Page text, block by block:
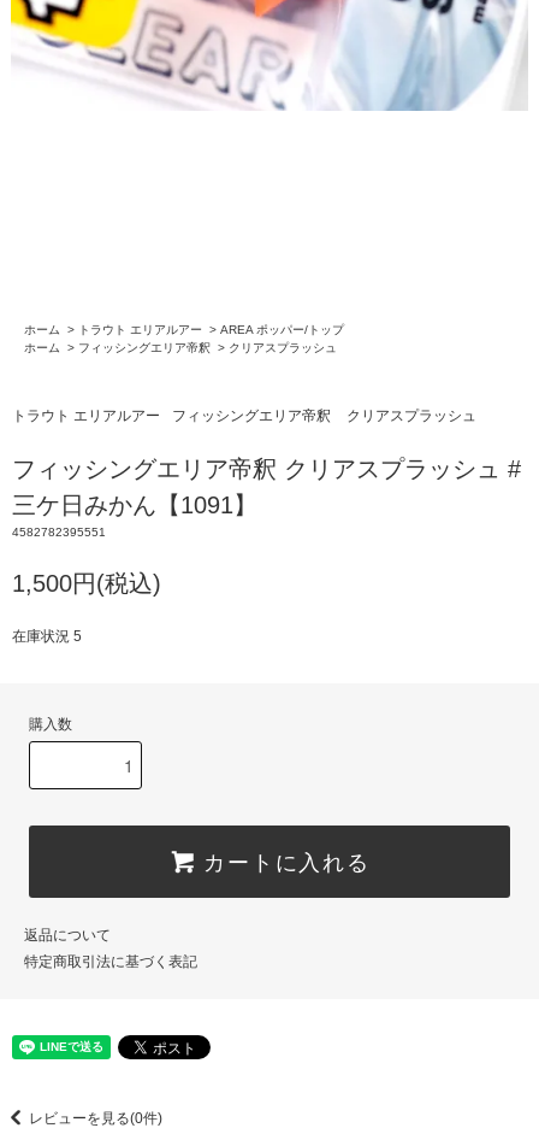
ホーム > トラウト エリアルアー > AREA ポッパー/トップ
ホーム
> フィッシングエリア帝釈 > クリアスプラッシュ
トラウト エリアルアー フィッシングエリア帝釈 クリアスプラッシュ
フィッシングエリア帝釈 クリアスプラッシュ #
三ケ日みかん【1091】
4582782395551
1,500円(税込)
在庫状況 5
購入数
カートに入れる
返品について
特定商取引法に基づく表記
レビューを見る(0件)